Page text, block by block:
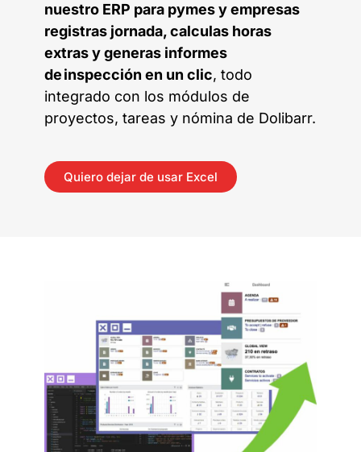
nuestro ERP para pymes y empresas
registras jornada, calculas horas
extras y generas informes
de inspección en un clic, todo
integrado con los módulos de
proyectos, tareas y nómina de Dolibarr.
Quiero dejar de usar Excel